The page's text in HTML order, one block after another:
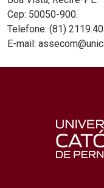
Cep: 50050-900.
Telefone: (81)
E-mail: